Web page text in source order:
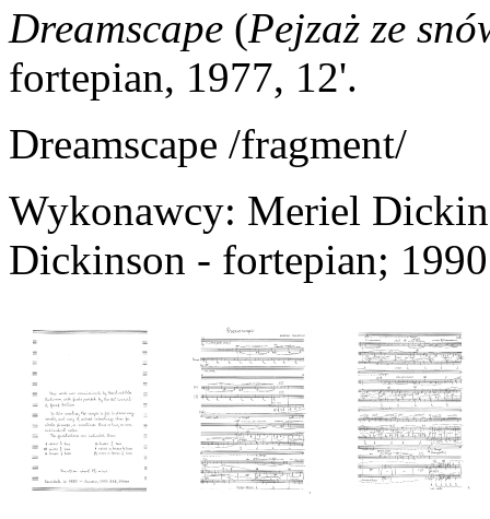
Dreamscape (Pejzaż ze
fortepian, 1977, 12'.
Dreamscape /fragment/
Wykonawcy: Meriel
Dickinson - fortepian;